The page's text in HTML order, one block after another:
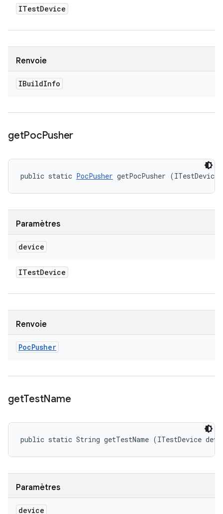
ITestDevice
Renvoie
IBuildInfo
getPocPusher
public static PocPusher getPocPusher
Paramètres
device
ITestDevice
Renvoie
PocPusher
getTestName
public static String getTestName (ITestDevice
Paramètres
device